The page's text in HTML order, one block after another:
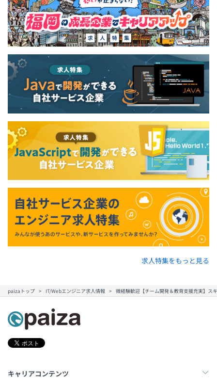
求人特集をもっと見る
paizaトップ IT/Webエンジニア求人情報 微経験歓迎【チーム開発＆教育支援充実】ス
キャリアコンテンツ